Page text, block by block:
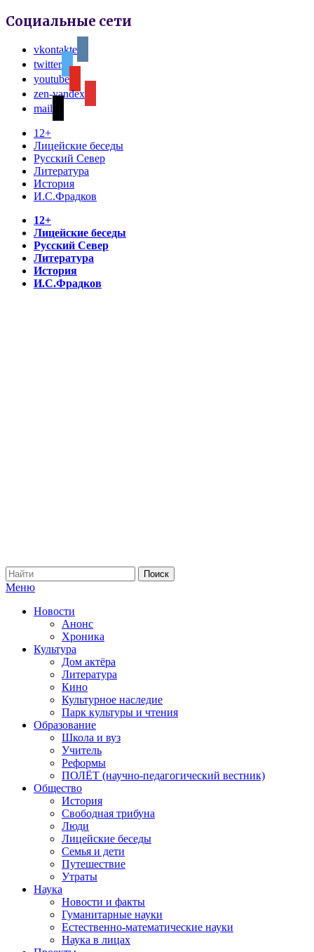
Социальные сети
vkontakte
twitter
youtube
zen-yandex
mail
12+
Лицейские беседы
Русский Север
Литература
История
И.С.Фрадков
12+
Лицейские беседы
Русский Север
Литература
История
И.С.Фрадков
Меню
Новости
Анонс
Хроника
Культура
Дом актёра
Литература
Кино
Культурное наследие
Парк культуры и чтения
Образование
Школа и вуз
Учитель
Реформы
ПОЛЁТ (научно-педагогический вестник)
Общество
История
Свободная трибуна
Люди
Лицейские беседы
Семья и дети
Путешествие
Утраты
Наука
Новости и факты
Гуманитарные науки
Естественно-математические науки
Наука в лицах